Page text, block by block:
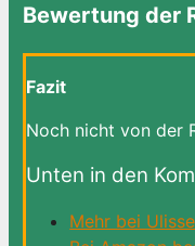
Bewertung der
Fazit
Noch nicht von der
Unten in den
Mehr bei